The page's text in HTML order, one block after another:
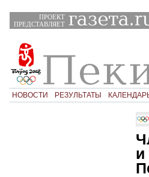
ПРОЕКТ
ПРЕДСТАВЛЯЕТ
НОВОСТИ РЕЗУЛЬТАТЫ
и